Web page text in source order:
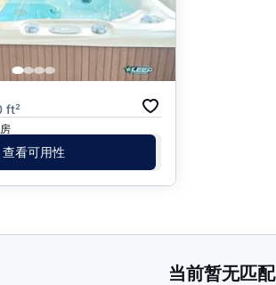
ft²
查看可用性
当前暂无匹配